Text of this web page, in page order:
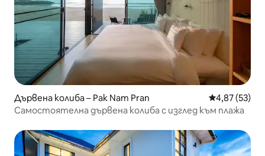
Дървена колиба – Pak Nam Pran Средна
4,87 (53)
Самостоятелна дървена колиба с изглед към плажа